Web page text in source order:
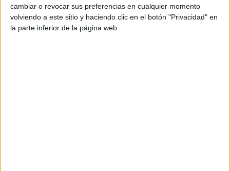
cambiar o revocar sus preferencias en cualquier momento
volviendo a este sitio y haciendo clic en el botón "Privacidad" en
la parte inferior de la página web.
Valencia